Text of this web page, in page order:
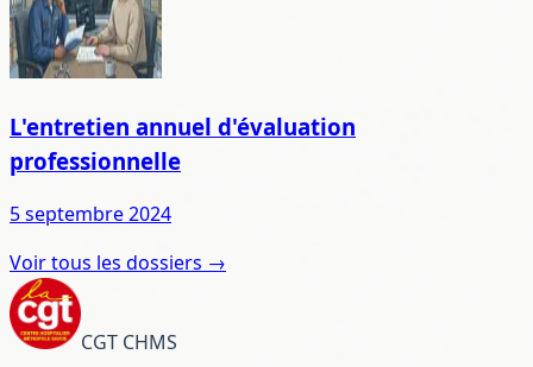
L'entretien annuel d'évaluation
professionnelle
5 septembre 2024
Voir tous les dossiers →
CGT CHMS